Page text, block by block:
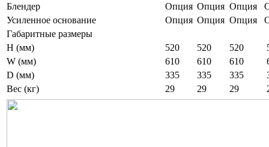
Блендер
Опция Опция Опция
Усиленное основание
Опция Опция Опция
Габаритные размеры
H (мм)
520 520 520
W (мм)
610 610 610
D (мм)
335 335 335
Вес (кг)
29 29 29